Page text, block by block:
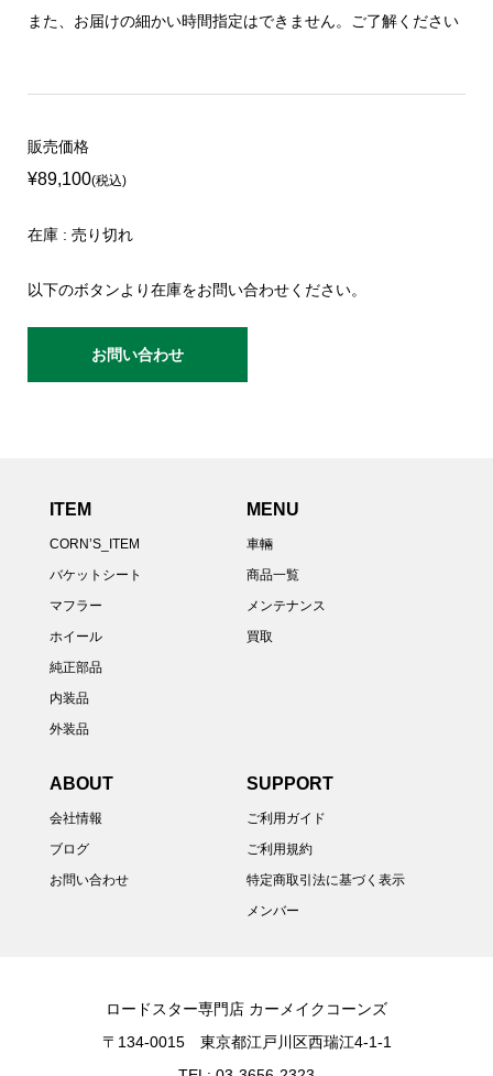
また、お届けの細かい時間指定はできません。ご了解ください
販売価格
¥89,100(税込)
在庫 : 売り切れ
以下のボタンより在庫をお問い合わせください。
お問い合わせ
ITEM
CORN’S_ITEM
バケットシート
マフラー
ホイール
純正部品
内装品
外装品
MENU
車輛
商品一覧
メンテナンス
買取
ABOUT
会社情報
ブログ
お問い合わせ
SUPPORT
ご利用ガイド
ご利用規約
特定商取引法に基づく表示
メンバー
ロードスター専門店 カーメイクコーンズ
〒134-0015 東京都江戸川区西瑞江4-1-1